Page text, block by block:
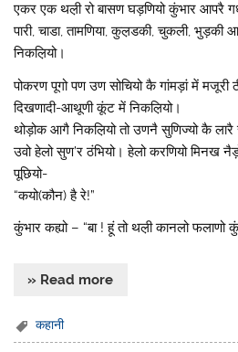
एकर एक थल़ी रो बासण घड़णियो कुंभार आपरै
पारी, चाडा, तामणिया, कुल़डकी, चुकली, भुड़की
निकल़ियो।
पोकरण पूगो पण उण सोचियो कै गांमड़ां में मजूरी
दिखणादी-आथूणी कूंट में निकल़ियो।
थोड़ोक आगै निकल़ियो तो उणनै सुणिज्यो कै
उवो हेलो सुण’र ठंभियो। हेलो करणियो मिनख
पूछियो-
“कयो(कौन) है रे!”
कुंभार कह्यो – “बा ! हूं तो थल़ी कानलो फलाणो
» Read more
कहानी